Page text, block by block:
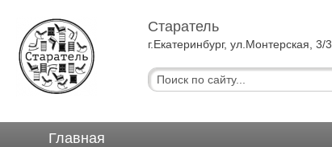
Старатель
г.Екатеринбург, ул.Монтерская, 3/3
Главная